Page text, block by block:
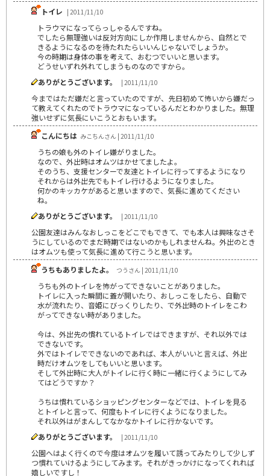
トイレ | 2011/11/10
トラウマになってらっしゃるんですね。
でしたら無理強いは反対方向にしか作用しませんから、自然とで
きるようになるのを待たれたらいいんじゃないでしょうか。
今の時期は身体の事を考えて、おむつでいいと思います。
どうせいずれ外れてしまうものなのですから。
ありがとうございます。
| 2011/11/10
今まではただ嫌だと言っていたのですが、先日初めて怖いから嫌だっ
て教えてくれたのでトラウマになっているんだとわかりました。無理
強いせずに気長にいこうとおもいます。
こんにちは みこちんさん | 2011/11/10
うちの娘も外のトイレ嫌がりました。
なので、外出時はオムツはかせてましたよ。
そのうち、支援センターで友達とトイレに行ってするようになり
それからは外出先でもトイレ行けるようになりました。
何かのキッカケがあると思いますので、気長に進めてください
ね。
ありがとうございます。
| 2011/11/10
公園友達はみんなおしっこをどこでもできて、でも本人は興味なさそ
うにしているのでまだ時期ではないのかもしれませんね。外出のとき
はオムツも使って気長に進めて行こうと思います。
うちもありましたよ。
つうさん | 2011/11/10
うちも外のトイレを怖がってできないことがありました。
トイレに入った瞬間に蓋が開いたり、おしっこをしたら、自動で
水が流れたり、音姫にびっくりしたり、で外出時のトイレをこわ
がってできない時がありました。
今は、外出先の慣れているトイレではできますが、それ以外では
できないです。
外ではトイレでできないのであれば、本人がいいと言えば、外出
時だけオムツをしてもいいと思います。
そして外出時に大人がトイレに行く時に一緒に行くようにしてみ
てはどうですか？
うちは慣れているショッピングセンターなどでは、トイレを見る
とトイレと言って、何度もトイレに行くようになりました。
それ以外はがまんしてなかなかトイレに行かないです。
ありがとうございます。
| 2011/11/10
公園へはよく行くので今度はオムツを履いて誘ってみたりして少しず
つ慣れていけるようにしてみます。それがきっかけになってくれれば
嬉しいですし！